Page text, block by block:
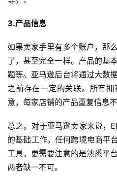
开
店
跨
境
百
科
社
媒
营
销
跨
3.产品信息
如果卖家手里有多个账户，那
了，甚至完全一样。产品的基
题等。亚马逊后台将通过大数
之前存在一定的关联。所有
意，每家店铺的产品重复信息
总之，对于亚马逊卖家来说，
的基础工作，任何跨境电商平
工具，更需要注意的是熟悉平
两者缺一不可。